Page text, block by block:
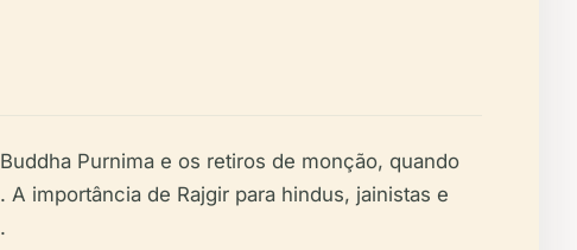
Purnima e os retiros de monção, quando
A importância de Rajgir para hindus, jainistas e